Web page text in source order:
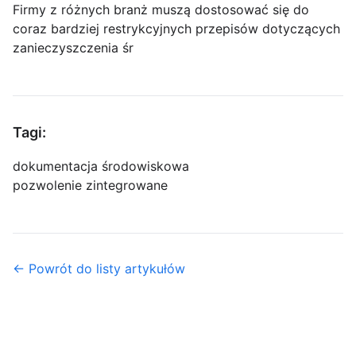
Firmy z różnych branż muszą dostosować się do
coraz bardziej restrykcyjnych przepisów dotyczących
zanieczyszczenia śr
Tagi:
dokumentacja środowiskowa
pozwolenie zintegrowane
← Powrót do listy artykułów